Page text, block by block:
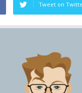
Tweet on